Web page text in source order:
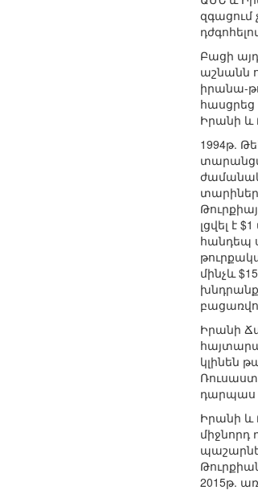
զգացում
Բացի
աշնանն
իրանա-
Իրանի և
1994թ.
լցվել է
հանդեպ
մինչև
Իրանի
կլինեն
դարպաս
Իրանի և
2015թ.